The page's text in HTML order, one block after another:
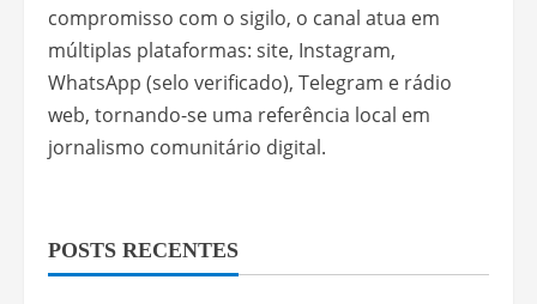
compromisso com o sigilo, o canal atua em
múltiplas plataformas: site, Instagram,
WhatsApp (selo verificado), Telegram e rádio
web, tornando-se uma referência local em
jornalismo comunitário digital.
POSTS RECENTES